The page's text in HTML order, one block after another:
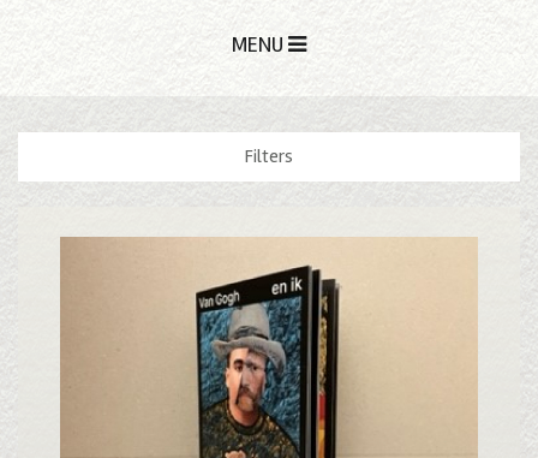
MENU
Filters